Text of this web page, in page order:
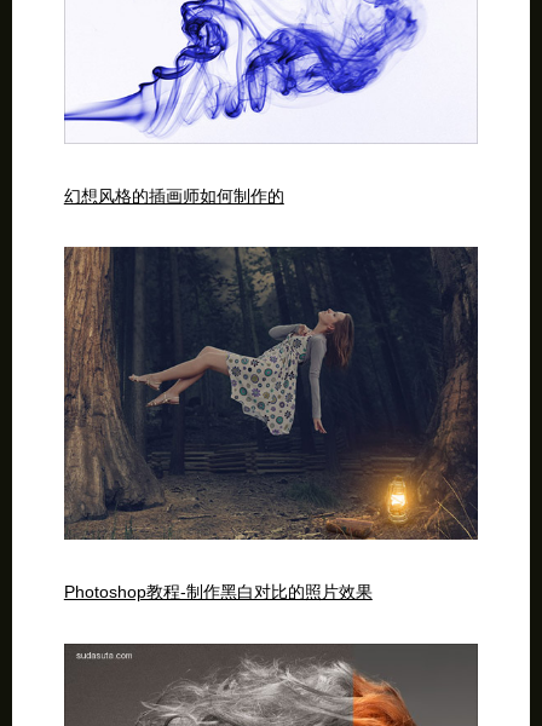
幻想风格的插画师如何制作的
Photoshop教程-制作黑白对比的照片效果